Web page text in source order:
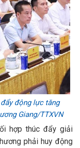
động lực tăng
Giang/TTXVN
hợp thúc đẩy giải
phải huy động